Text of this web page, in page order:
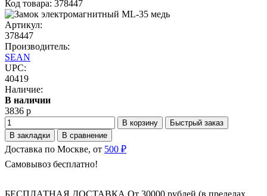
Код товара: 378447
Артикул:
378447
Производитель:
SEAN
UPC:
40419
Наличие:
В наличии
3836 р
В корзину
Быстрый заказ
В закладки
В сравнение
Доставка по Москве, от 500 ₽
Самовывоз бесплатно!
БЕСПЛАТНАЯ ДОСТАВКА От 30000 рублей (в пределах